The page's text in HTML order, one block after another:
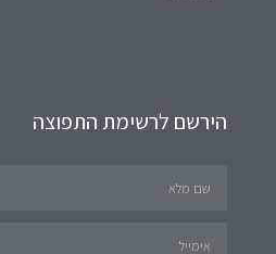
הירשם לרשימת התפוצה